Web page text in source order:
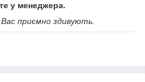
у менеджера.
приємно здивують.